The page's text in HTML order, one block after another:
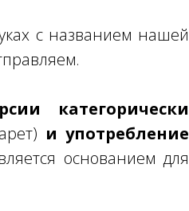
с названием нашей
категорически
и употребление
основанием для